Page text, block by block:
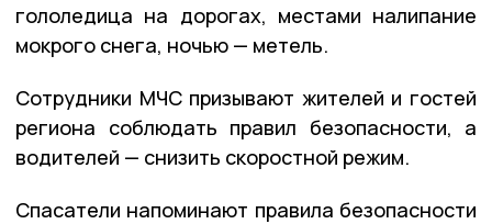
гололедица на дорогах, местами налипание
мокрого снега, ночью — метель.
Сотрудники МЧС призывают жителей и гостей
региона соблюдать правил безопасности, а
водителей — снизить скоростной режим.
Спасатели напоминают правила безопасности